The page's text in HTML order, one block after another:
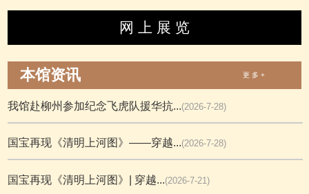
网 上 展 览
本馆资讯 更 多 +
我馆赴柳州参加纪念飞虎队援华抗...(2026-7-28)
国宝再现《清明上河图》——穿越...(2026-7-28)
国宝再现《清明上河图》| 穿越...(2026-7-21)